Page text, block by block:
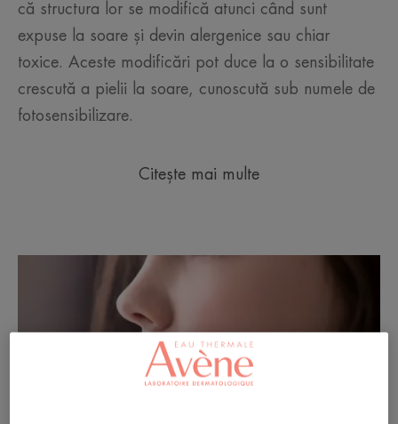
că structura lor se modifică atunci când sunt
expuse la soare și devin alergenice sau chiar
toxice. Aceste modificări pot duce la o sensibilitate
crescută a pielii la soare, cunoscută sub numele de
fotosensibilizare.
Citește mai multe